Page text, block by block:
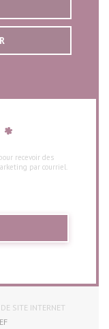
*
recevoir des
par courriel.
SITE INTERNET
((OUVRE UNE NOUVELLE